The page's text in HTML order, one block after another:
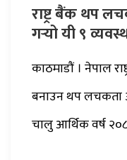
राष्ट्र बैंक थप
गर्‍यो यी ९
काठमाडौं । नेपाल
बनाउन थप लचकता
चालु आर्थिक वर्ष